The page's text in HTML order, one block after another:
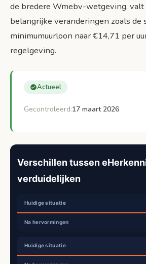
de bredere Wmebv-wetgeving, valt
belangrijke veranderingen zoals de
minimumuurloon naar €14,71 per
regelgeving.
Actueel
Gecontroleerd:17 maart 2026
Verschillen tussen
verduidelijken